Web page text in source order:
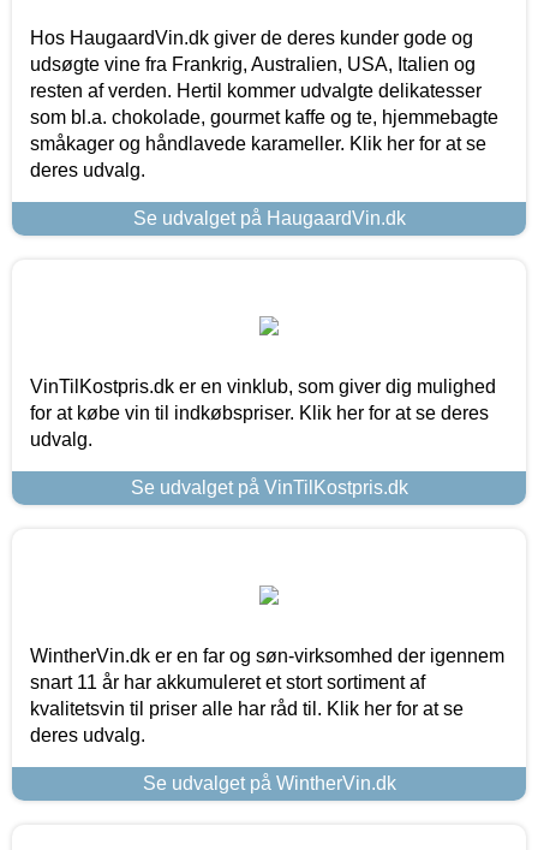
Hos HaugaardVin.dk giver de deres kunder gode og
udsøgte vine fra Frankrig, Australien, USA, Italien og
resten af verden. Hertil kommer udvalgte delikatesser
som bl.a. chokolade, gourmet kaffe og te, hjemmebagte
småkager og håndlavede karameller. Klik her for at se
deres udvalg.
Se udvalget på HaugaardVin.dk
VinTilKostpris.dk er en vinklub, som giver dig mulighed
for at købe vin til indkøbspriser. Klik her for at se deres
udvalg.
Se udvalget på VinTilKostpris.dk
WintherVin.dk er en far og søn-virksomhed der igennem
snart 11 år har akkumuleret et stort sortiment af
kvalitetsvin til priser alle har råd til. Klik her for at se
deres udvalg.
Se udvalget på WintherVin.dk